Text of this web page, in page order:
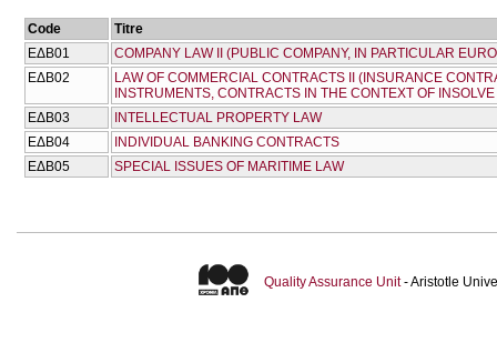
Code
Titre
ΕΔΒ01
COMPANY LAW II (PUBLIC COMPANY, IN PARTICULAR
ΕΔΒ02
LAW OF COMMERCIAL CONTRACTS II (INSURANCE
INSTRUMENTS, CONTRACTS IN THE CONTEXT OF INSOLVE
ΕΔΒ03
INTELLECTUAL PROPERTY LAW
ΕΔΒ04
INDIVIDUAL BANKING CONTRACTS
ΕΔΒ05
SPECIAL ISSUES OF MARITIME LAW
Quality Assurance Unit- Aristotle